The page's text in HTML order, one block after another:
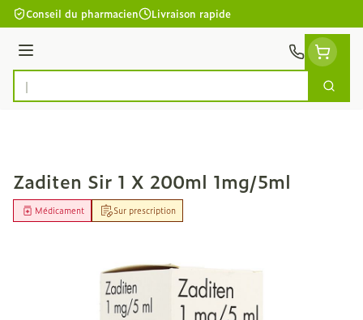
Aller au contenu
Conseil du pharmacien Livraison rapide
Menu
Rechercher
Zaditen Sir 1 X 200ml 1mg/5ml
Sur prescription
Médicament